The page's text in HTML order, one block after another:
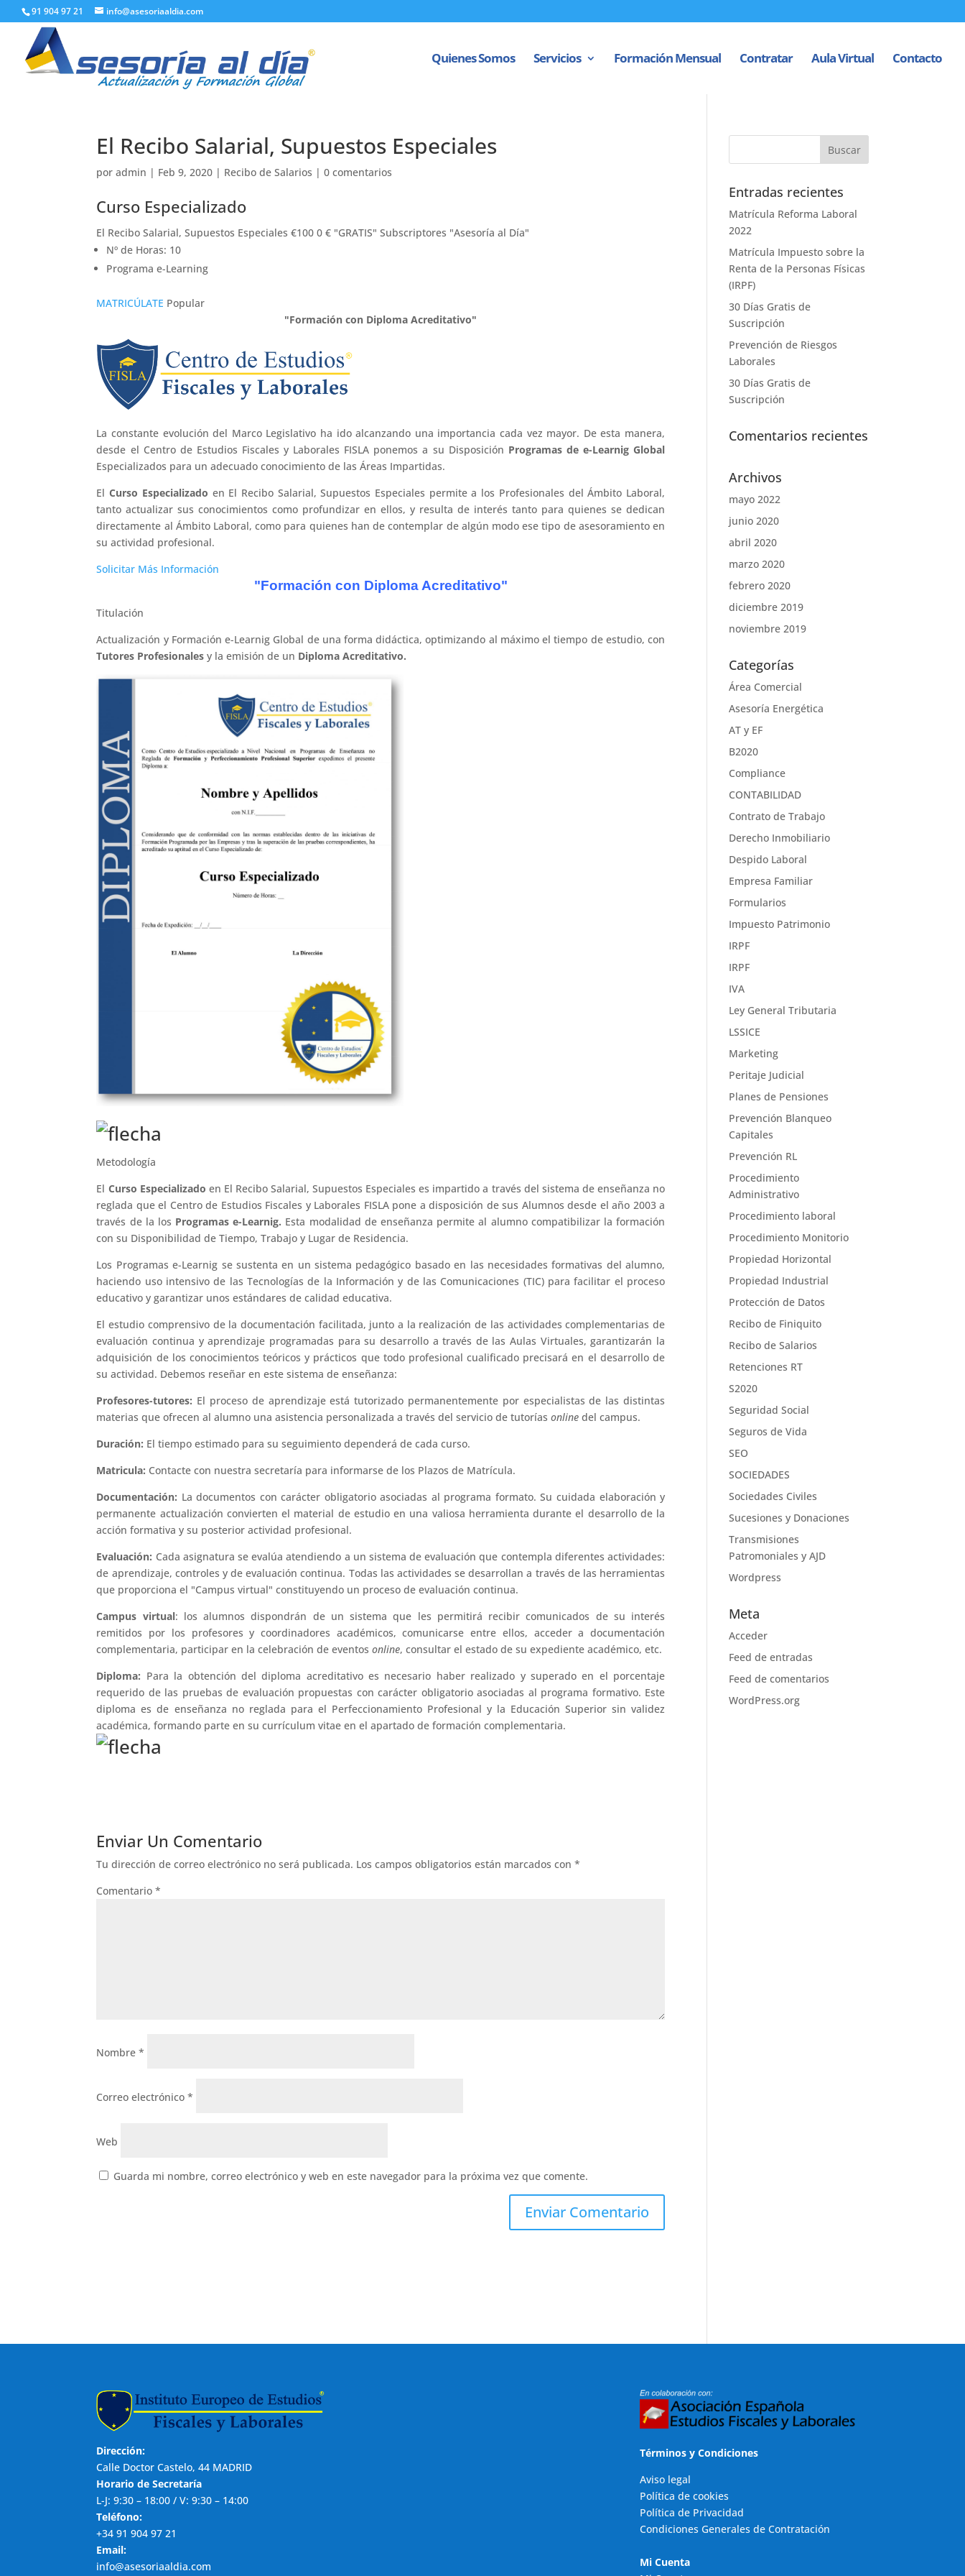
91 904 97 21 info@asesoriaaldia.com
Quienes Somos Servicios Formación Mensual Contratar Aula Virtual Contacto
El Recibo Salarial, Supuestos Especiales
poradmin | Feb 9, 2020 | Recibo de Salarios |0 comentarios
Curso Especializado
El Recibo Salarial, Supuestos Especiales €100 0 € "GRATIS" Subscriptores "Asesoría al Día"
Nº de Horas: 10
Programa e-Learning
MATRICÚLATE Popular
"Formación con Diploma Acreditativo"
La constante evolución del Marco Legislativo ha ido alcanzando una importancia cada vez mayor. De esta manera,
desde el Centro de Estudios Fiscales y Laborales FISLA ponemos a su Disposición Programas de e-Learnig Global
Especializados para un adecuado conocimiento de las Áreas Impartidas.
ElCurso Especializado en El Recibo Salarial, Supuestos Especiales permite a los Profesionales del Ámbito Laboral,
tanto actualizar sus conocimientos como profundizar en ellos, y resulta de interés tanto para quienes se dedican
directamente al Ámbito Laboral, como para quienes han de contemplar de algún modo ese tipo de asesoramiento en
su actividad profesional.
Solicitar Más Información
"Formación con Diploma Acreditativo"
Titulación
Actualización y Formación e-Learnig Global de una forma didáctica, optimizando al máximo el tiempo de estudio, con
Tutores Profesionales y la emisión de un Diploma Acreditativo.
Metodología
El Curso Especializado en El Recibo Salarial, Supuestos Especiales es impartido a través del sistema de enseñanza no
reglada que el Centro de Estudios Fiscales y Laborales FISLA pone a disposición de sus Alumnos desde el año 2003 a
través de la los Programas e-Learnig. Esta modalidad de enseñanza permite al alumno compatibilizar la formación
con su Disponibilidad de Tiempo, Trabajo y Lugar de Residencia.
Los Programas e-Learnig se sustenta en un sistema pedagógico basado en las necesidades formativas del alumno,
haciendo uso intensivo de las Tecnologías de la Información y de las Comunicaciones (TIC) para facilitar el proceso
educativo y garantizar unos estándares de calidad educativa.
El estudio comprensivo de la documentación facilitada, junto a la realización de las actividades complementarias de
evaluación continua y aprendizaje programadas para su desarrollo a través de las Aulas Virtuales, garantizarán la
adquisición de los conocimientos teóricos y prácticos que todo profesional cualificado precisará en el desarrollo de
su actividad. Debemos reseñar en este sistema de enseñanza:
Profesores-tutores: El proceso de aprendizaje está tutorizado permanentemente por especialistas de las distintas
materias que ofrecen al alumno una asistencia personalizada a través del servicio de tutoríasonline del campus.
Duración: El tiempo estimado para su seguimiento dependerá de cada curso.
Matricula: Contacte con nuestra secretaría para informarse de los Plazos de Matrícula.
Documentación: La documentos con carácter obligatorio asociadas al programa formato. Su cuidada elaboración y
permanente actualización convierten el material de estudio en una valiosa herramienta durante el desarrollo de la
acción formativa y su posterior actividad profesional.
Evaluación: Cada asignatura se evalúa atendiendo a un sistema de evaluación que contempla diferentes actividades:
de aprendizaje, controles y de evaluación continua. Todas las actividades se desarrollan a través de las herramientas
que proporciona el "Campus virtual" constituyendo un proceso de evaluación continua.
Campus virtual: los alumnos dispondrán de un sistema que les permitirá recibir comunicados de su interés
remitidos por los profesores y coordinadores académicos, comunicarse entre ellos, acceder a documentación
complementaria, participar en la celebración de eventosonline, consultar el estado de su expediente académico, etc.
Diploma: Para la obtención del diploma acreditativo es necesario haber realizado y superado en el porcentaje
requerido de las pruebas de evaluación propuestas con carácter obligatorio asociadas al programa formativo. Este
diploma es de enseñanza no reglada para el Perfeccionamiento Profesional y la Educación Superior sin validez
académica, formando parte en su currículum vitae en el apartado de formación complementaria.
Enviar Un Comentario
Tu dirección de correo electrónico no será publicada. Los campos obligatorios están marcados con*
Comentario*
Nombre*
Correo electrónico*
Web
Guarda mi nombre, correo electrónico y web en este navegador para la próxima vez que comente.
Entradas recientes
Matrícula Reforma Laboral
2022
Matrícula Impuesto sobre la
Renta de la Personas Físicas
(IRPF)
30 Días Gratis de
Suscripción
Prevención de Riesgos
Laborales
30 Días Gratis de
Suscripción
Comentarios recientes
Archivos
mayo 2022
junio 2020
abril 2020
marzo 2020
febrero 2020
diciembre 2019
noviembre 2019
Categorías
Área Comercial
Asesoría Energética
AT y EF
B2020
Compliance
CONTABILIDAD
Contrato de Trabajo
Derecho Inmobiliario
Despido Laboral
Empresa Familiar
Formularios
Impuesto Patrimonio
IRPF
IRPF
IVA
Ley General Tributaria
LSSICE
Marketing
Peritaje Judicial
Planes de Pensiones
Prevención Blanqueo
Capitales
Prevención RL
Procedimiento
Administrativo
Procedimiento laboral
Procedimiento Monitorio
Propiedad Horizontal
Propiedad Industrial
Protección de Datos
Recibo de Finiquito
Recibo de Salarios
Retenciones RT
S2020
Seguridad Social
Seguros de Vida
SEO
SOCIEDADES
Sociedades Civiles
Sucesiones y Donaciones
Transmisiones
Patromoniales y AJD
Wordpress
Meta
Acceder
Feed de entradas
Feed de comentarios
WordPress.org
Dirección:
Calle Doctor Castelo, 44 MADRID
Horario de Secretaría
L-J: 9:30 – 18:00 / V: 9:30 – 14:00
Teléfono:
+34 91 904 97 21
Email:
info@asesoriaaldia.com
Términos y Condiciones
Aviso legal
Política de cookies
Política de Privacidad
Condiciones Generales de Contratación
Mi Cuenta